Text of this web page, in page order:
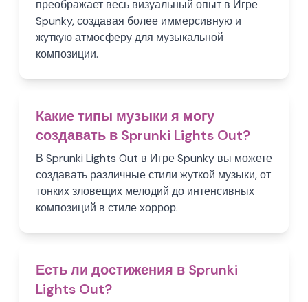
преображает весь визуальный опыт в Игре
Spunky, создавая более иммерсивную и
жуткую атмосферу для музыкальной
композиции.
Какие типы музыки я могу
создавать в Sprunki Lights Out?
В Sprunki Lights Out в Игре Spunky вы можете
создавать различные стили жуткой музыки, от
тонких зловещих мелодий до интенсивных
композиций в стиле хоррор.
Есть ли достижения в Sprunki
Lights Out?